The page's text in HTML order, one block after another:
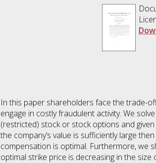
In this paper shareholders face the trade-
engage in costly fraudulent activity. We
(restricted) stock or stock options and
the company’s value is sufficiently large
compensation is optimal. Furthermore, we
optimal strike price is decreasing in the